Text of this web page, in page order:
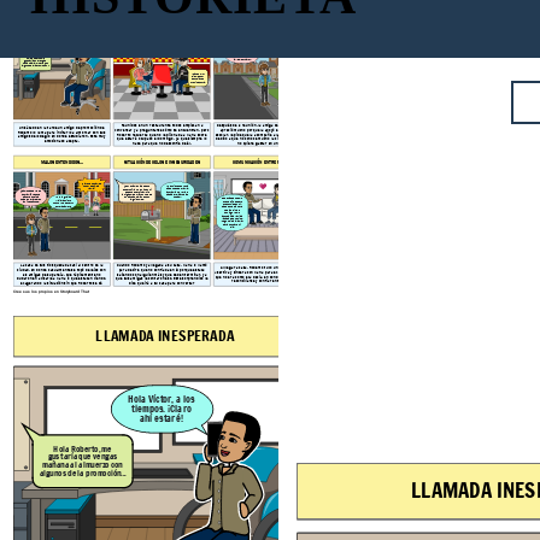
Cree sus los propios en Storyboard That
MALOS ENTENDIDOS... SITUACIÓN DE CELOS E INSEGURIDADES COMUNICACIÓN ENTRE PAREJA
Un sábado en la tarde un amigo de promoción de
Roberto lo llama para invitarlo a almorzar con sus
amigos del colegio en donde estudiaron. Este muy
emocionado acepta.
Reunidos en un restaurante todos empiezan a
conversar y a preguntarse cómo se encuentran, pero
Roberto recuerda que no le dijo nada a Karla sobre
que estaría ocupado el domingo, ya que siempre lo
hace para que no desconfíe de él.
Después de la reunión, la amiga de Roberto, la cual
apreció mucho porque la apoyó en aquel tiempo
escolar, le pide que la acompañe a la casa de sus tíos,
debido a que no conoce mucho la ciudad de Trujillo y
no quiere gastar en un taxi.
La casa de sus tíos quedaba casi al centro de la
ciudad, en donde casualmente se topó de lejos con
las amigas de su pareja, que rápidamente no
dudaron en avisarle a Karla lo que estaban viendo,
exagerando la situación sin que Roberto se dé
cuenta.
Cuando Roberto ya llegaba a su casa, Karla lo llamó
para decirle que no confíaba en él porque estaba
saliendo con alguien más y que deben terminar, ya
que sus amigas le contaron eso. Este sorprendido le
dice que irá a su casa para conversar
tranquilamente.
Al llegar a casa, Roberto tuvo una conversación
asertiva y sincera con Karla para explicar la situación
que no era como ella decía, en donde, al final deciden
reconciliarse y confiar entre ellos.
gustaría que vengas
mañana al almuerzo con
algunos de la promoción...
Yo ando muy
bien, estoy
estudiando
Arquitectura.
calles, por favor.
¡Hay que tomarles
foto y decirle a
Karla!
Muchas gracias
mucho y me esfuerzo
por ella siempre.
¿Cómo te está yendo
con Karla? Veo que
cosas con ella y se ven
tan lindos juntos.
No entiendo por qué
dices todo eso Karla,
ahora mismo voy a tu
casa a explicarte las
cosas...
¿Por qué me haces esto
Roberto? Ya no confío en ti,
debemos terminar, mis
amigas me enviaron foto de
que andas saliendo con
alguien más. Después de todo lo
que te dije espero
que confíes en mí,
sabes que siempre
he sido sincero
contigo y solo
acompañé a María a
la casa de sus tíos,
luego te iba a llamar
para contarte mi
día.
LLAMADA INESPERADA
Hola Víctor, a los
tiempos. ¡Claro
ahí estaré!
Hola Roberto, me
gustaría que vengas
mañana al almuerzo con
algunos de la promoción...
LLAMADA